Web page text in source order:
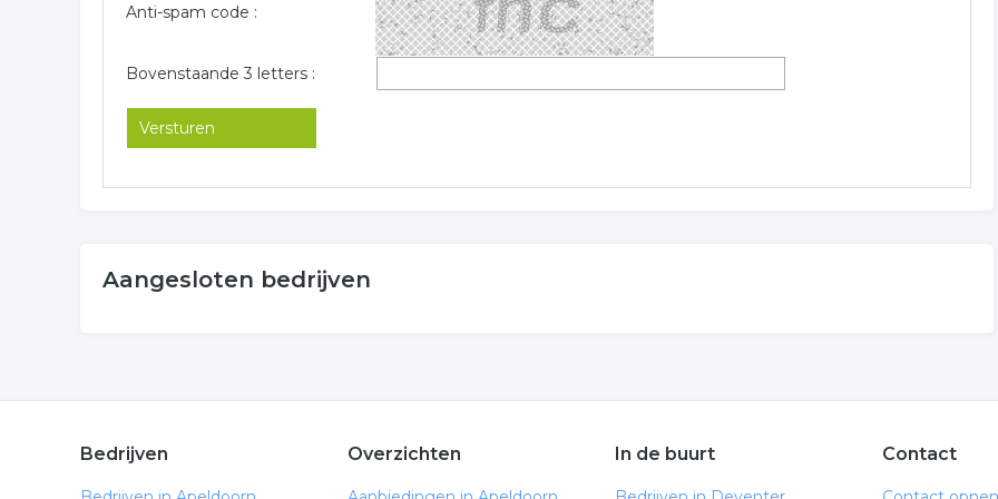
Anti-spam code :
Bovenstaande 3 letters :
Aangesloten bedrijven
Bedrijven Overzichten In de buurt Contact